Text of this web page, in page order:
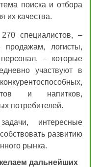
поиска и отбора
их качества.
специалистов, –
логисты,
персонал, – которые
участвуют в
и напитков,
потребителей.
интересные
развитию
рынка.
дальнейших